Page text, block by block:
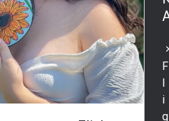
F
l
i
g